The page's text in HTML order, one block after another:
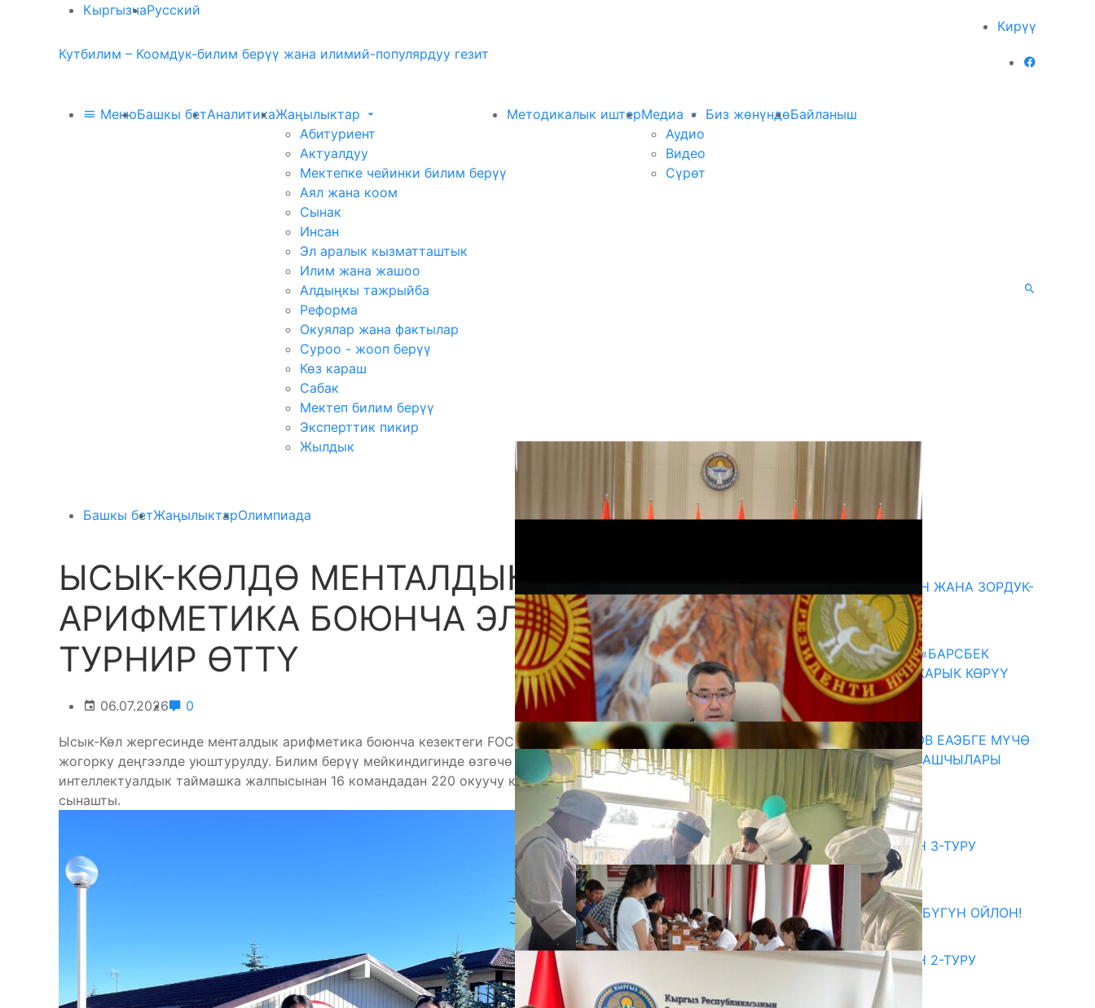
КыргызчаРусский
Кирүү
Кутбилим – Коомдук-билим берүү жана илимий-популярдуу гезит
МенюБашкы бетАналитикаЖаңылыктар
Абитуриент
Актуалдуу
Мектепке чейинки билим берүү
Аял жана коом
Сынак
Инсан
Эл аралык кызматташтык
Илим жана жашоо
Алдыңкы тажрыйба
Реформа
Окуялар жана фактылар
Суроо - жооп берүү
Көз караш
Сабак
Мектеп билим берүү
Эксперттик пикир
Жылдык
Методикалык иштерМедиа
Аудио
Видео
Сүрөт
Биз жөнүндөБайланыш
Башкы бетЖаңылыктарОлимпиада
ЫСЫК-КӨЛДӨ МЕНТАЛДЫК
АРИФМЕТИКА БОЮНЧА ЭЛ АРАЛЫК
ТУРНИР ӨТТҮ
06.07.2026 0
Ысык-Көл жергесинде менталдык арифметика боюнча кезектеги FOC ачык Эл аралык турнири
жогорку деңгээлде уюштурулду. Билим берүү мейкиндигинде өзгөчө орунду ээлеген бул
интеллектуалдык таймашка жалпысынан 16 командадан 220 окуучу катышып, өз ара күч
сынашты.
ГЕНДЕРДИК БАСМЫРЛООДОН ЖАНА ЗОРДУК-
ЗОМБУЛУКТАН КОРГОО
07.08.2026
КЫРГЫЗ ТАРЫХЫ ТАСМАДА: «БАРСБЕК
КАГАН» КӨРКӨМ ТАСМАСЫ ЖАРЫК КӨРҮҮ
АЛДЫНДА
07.08.2026
ПРЕЗИДЕНТ САДЫР ЖАПАРОВ ЕАЭБГЕ МҮЧӨ
МАМЛЕКЕТТЕРДИН ӨКМӨТ БАШЧЫЛАРЫ
МЕНЕН ЖОЛУГУШТУ
07.08.2026
Абитуриент
ЖОЖДОРГО КАБЫЛ АЛУУНУН 3-ТУРУ
БАШТАЛДЫ
27.07.2026
ӨЗҮҢДҮН КЕЛЕЧЕГИҢ ҮЧҮН БҮГҮН ОЙЛОН!
20.07.2026
ЖОЖДОРГО КАБЫЛ АЛУУНУН 2-ТУРУ
20.07.2026